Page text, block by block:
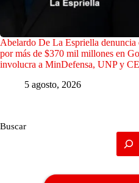
Abelardo De La Espriella denuncia
por más de $370 mil millones en
involucra a MinDefensa, UNP y
5 agosto, 2026
Buscar